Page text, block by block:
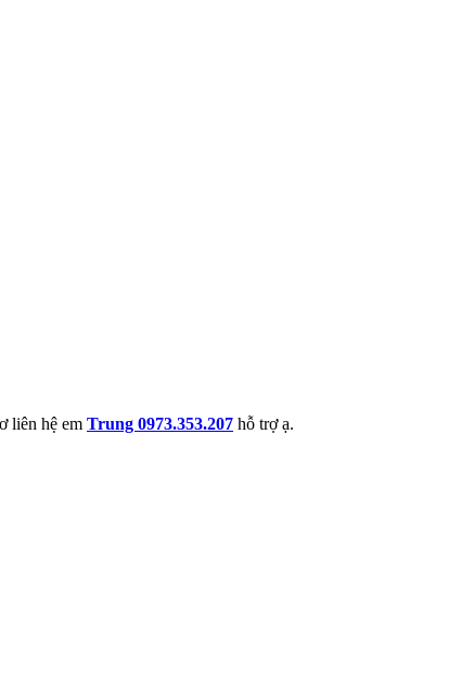
liên hệ em Trung 0973.353.207 hỗ trợ ạ.